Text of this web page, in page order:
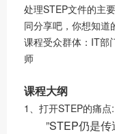
处理STEP文件的主
同分享吧，你想知道
课程受众群体：IT部
师
课程大纲
1、打开STEP的痛点:
”STEP仍是